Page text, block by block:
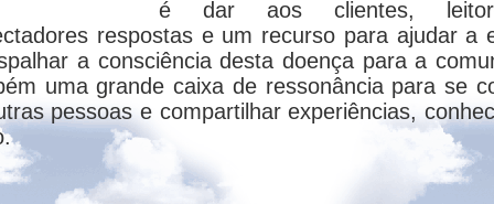
chegou após uma discussão de quatro
os documentos que lhe foram
a disputa a respeito de três eruditos
heréticos. Nada continham sobre
- 590 D.C) e Gregório (590 - 604
de Orígenes.
é dar aos clientes,
respostas e um recurso para ajudar a
a consciência desta doença para a
uma grande caixa de ressonância para se
pessoas e compartilhar experiências,